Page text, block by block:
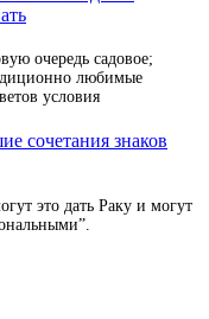
очередь садовое;
любимые
условия
сочетания знаков
это дать Раку и могут